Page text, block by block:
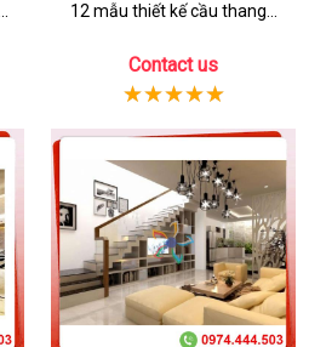
12 mẫu thiết kế cầu thang...
Contact us